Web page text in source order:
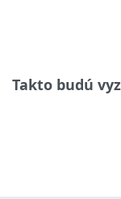
Takto budú